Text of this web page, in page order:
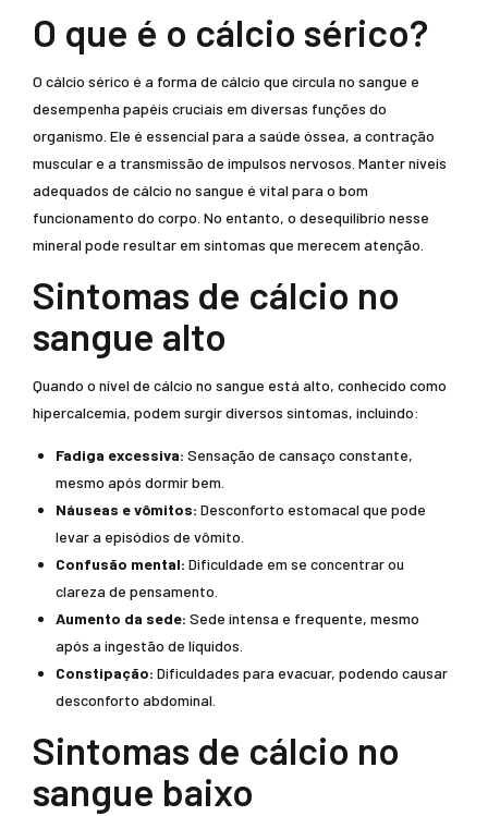
O que é o cálcio sérico?
O cálcio sérico é a forma de cálcio que circula no sangue e
desempenha papéis cruciais em diversas funções do
organismo. Ele é essencial para a saúde óssea, a contração
muscular e a transmissão de impulsos nervosos. Manter níveis
adequados de cálcio no sangue é vital para o bom
funcionamento do corpo. No entanto, o desequilíbrio nesse
mineral pode resultar em sintomas que merecem atenção.
Sintomas de cálcio no
sangue alto
Quando o nível de cálcio no sangue está alto, conhecido como
hipercalcemia, podem surgir diversos sintomas, incluindo:
Fadiga excessiva: Sensação de cansaço constante,
mesmo após dormir bem.
Náuseas e vômitos: Desconforto estomacal que pode
levar a episódios de vômito.
Confusão mental: Dificuldade em se concentrar ou
clareza de pensamento.
Aumento da sede: Sede intensa e frequente, mesmo
após a ingestão de líquidos.
Constipação: Dificuldades para evacuar, podendo causar
desconforto abdominal.
Sintomas de cálcio no
sangue baixo